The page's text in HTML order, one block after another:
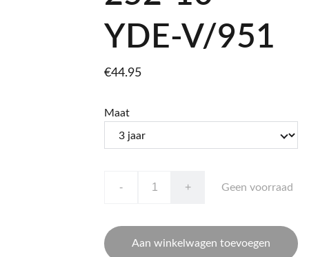
YDE-V/951
€44.95
Maat
- + Geen voorraad
Aan winkelwagen toevoegen